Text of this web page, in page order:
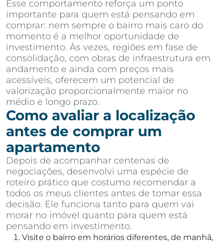
Esse comportamento reforça um ponto
importante para quem está pensando em
comprar: nem sempre o bairro mais caro do
momento é a melhor oportunidade de
investimento. Às vezes, regiões em fase de
consolidação, com obras de infraestrutura em
andamento e ainda com preços mais
acessíveis, oferecem um potencial de
valorização proporcionalmente maior no
médio e longo prazo.
Como avaliar a localização
antes de comprar um
apartamento
Depois de acompanhar centenas de
negociações, desenvolvi uma espécie de
roteiro prático que costumo recomendar a
todos os meus clientes antes de tomar essa
decisão. Ele funciona tanto para quem vai
morar no imóvel quanto para quem está
pensando em investimento.
Visite o bairro em horários diferentes, de manhã,